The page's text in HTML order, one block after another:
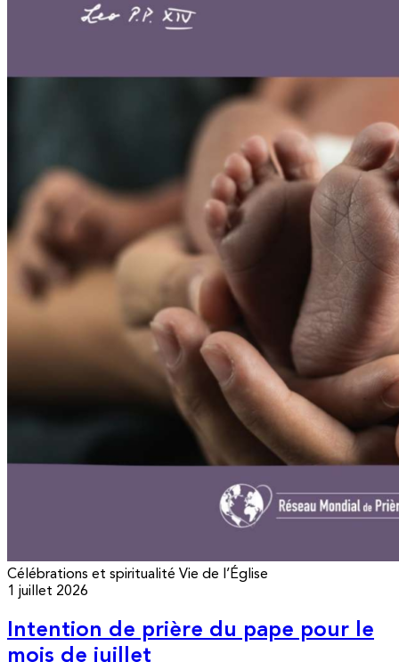
Célébrations et spiritualité Vie de l’Église
1 juillet 2026
Intention de prière du pape pour le
mois de juillet